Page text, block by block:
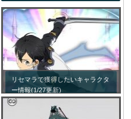
リセマラで獲得したいキャラクタ
ー情報(1/27更新)